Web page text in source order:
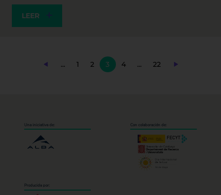
LEER
... 1 2 3 4 ... 22
Una iniciativa de: Con colaboración de:
Producida por: